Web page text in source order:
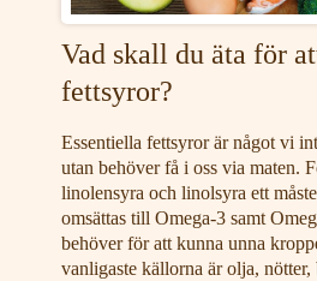
Vad skall du äta för
fettsyror?
Essentiella fettsyror är något vi
utan behöver få i oss via maten.
linolensyra och linolsyra ett
omsättas till Omega-3 samt
behöver för att kunna unna
vanligaste källorna är olja, nötter,